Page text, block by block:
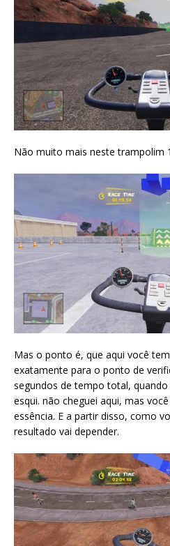
Não muito mais neste trampolim
Mas o ponto é, que aqui você
exatamente para o ponto de
segundos de tempo total,
esqui. não cheguei aqui, mas
essência. E a partir disso, como
resultado vai depender.